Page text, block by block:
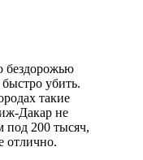
бездорожью
убить.
такие
Дакар не
200 тысяч,
отлично.